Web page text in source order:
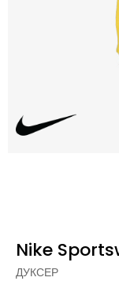
Nike
ДУКСЕР